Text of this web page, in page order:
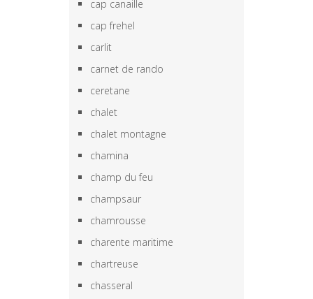
cap canaille
cap frehel
carlit
carnet de rando
ceretane
chalet
chalet montagne
chamina
champ du feu
champsaur
chamrousse
charente maritime
chartreuse
chasseral